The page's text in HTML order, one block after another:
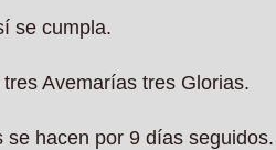
se cumpla.
Avemarías tres Glorias.
hacen por 9 días seguidos.